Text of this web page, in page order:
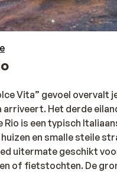
Vita” gevoel overvalt
arriveert. Het derde
Rio is een typisch
en smalle steile
uitermate geschikt
of fietstochten. De